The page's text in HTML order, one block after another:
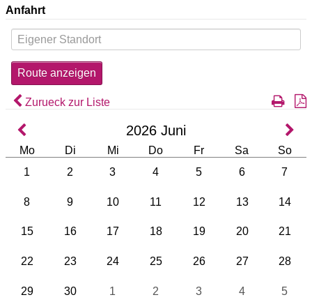
Anfahrt
Zurueck zur Liste
2026 Juni
Mo Di Mi Do Fr Sa
So
1
2 3 4 5 6 7
8 9 10 11 12 13 14
15 16 17 18 19 20 21
22 23 24 25 26 27 28
29 30 1 2 3 4 5